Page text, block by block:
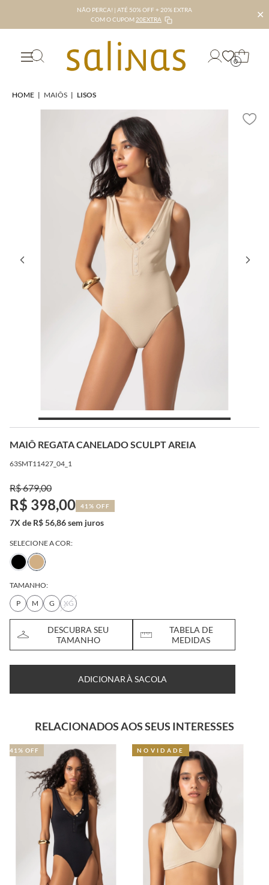
NÃO PERCA! | ATÉ 50% OFF + 20% EXTRA
COM O CUPOM 20EXTRA ✕
0
HOME | MAIÔS | LISOS
MAIÔ REGATA CANELADO SCULPT AREIA
63SMT11427_04_1
R$ 679,00
R$ 398,00 41% OFF
7X de R$ 56,86 sem juros
SELECIONE A COR:
TAMANHO:
P
M G XG
DESCUBRA SEU
TAMANHO
TABELA DE
MEDIDAS
ADICIONAR À SACOLA
RELACIONADOS AOS SEUS INTERESSES
NOVIDADE 41% OFF